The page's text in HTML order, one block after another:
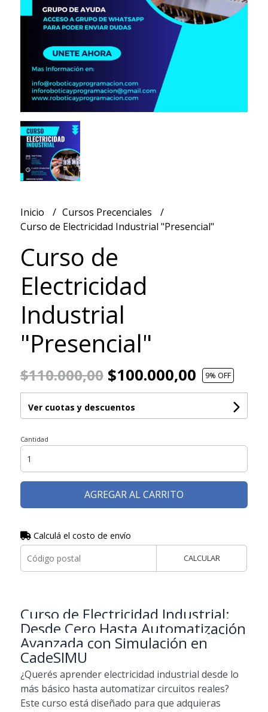
Inicio
Cursos Precenciales
Curso de Electricidad Industrial "Presencial"
Curso de
Electricidad
Industrial
"Presencial"
$110.000,00$100.000,00 9% OFF
Ver cuotas y descuentos
Cantidad
AGREGAR AL CARRITO
Calculá el costo de envío
CALCULAR
Curso de Electricidad Industrial:
Desde Cero Hasta Automatización
Avanzada con Simulación en
CadeSIMU
¿Querés aprender electricidad industrial desde lo
más básico hasta automatizar circuitos reales?
Este curso está diseñado para que adquieras